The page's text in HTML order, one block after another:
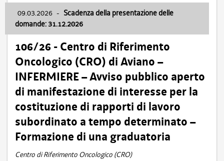
09.03.2026 - Scadenza della presentazione delle
domande: 31.12.2026
106/26 - Centro di Riferimento
Oncologico (CRO) di Aviano –
INFERMIERE – Avviso pubblico aperto
di manifestazione di interesse per la
costituzione di rapporti di lavoro
subordinato a tempo determinato –
Formazione di una graduatoria
Centro di Riferimento Oncologico (CRO)